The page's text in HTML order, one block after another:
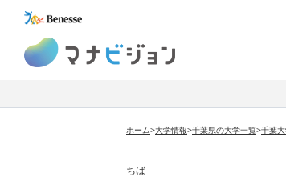
ホーム>大学情報>千葉県の大学一覧>千葉
ちば